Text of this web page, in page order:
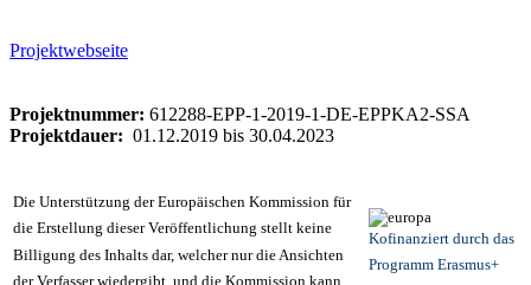
Projektwebseite
Projektnummer: 612288-EPP-1-2019-1-DE-EPPKA2-SSA
Projektdauer: 01.12.2019 bis 30.04.2023
Die Unterstützung der Europäischen Kommission für
die Erstellung dieser Veröffentlichung stellt keine
Billigung des Inhalts dar, welcher nur die Ansichten
der Verfasser wiedergibt, und die Kommission kann
Kofinanziert durch das
Programm Erasmus+